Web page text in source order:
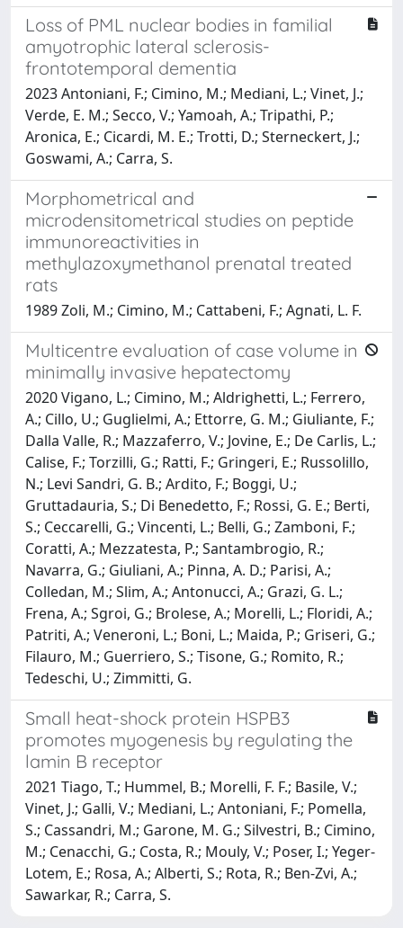
Loss of PML nuclear bodies in familial
amyotrophic lateral sclerosis-
frontotemporal dementia
2023 Antoniani, F.; Cimino, M.; Mediani, L.; Vinet, J.;
Verde, E. M.; Secco, V.; Yamoah, A.; Tripathi, P.;
Aronica, E.; Cicardi, M. E.; Trotti, D.; Sterneckert, J.;
Goswami, A.; Carra, S.
Morphometrical and
microdensitometrical studies on peptide
immunoreactivities in
methylazoxymethanol prenatal treated
rats
1989 Zoli, M.; Cimino, M.; Cattabeni, F.; Agnati, L. F.
Multicentre evaluation of case volume in
minimally invasive hepatectomy
2020 Vigano, L.; Cimino, M.; Aldrighetti, L.; Ferrero,
A.; Cillo, U.; Guglielmi, A.; Ettorre, G. M.; Giuliante, F.;
Dalla Valle, R.; Mazzaferro, V.; Jovine, E.; De Carlis, L.;
Calise, F.; Torzilli, G.; Ratti, F.; Gringeri, E.; Russolillo,
N.; Levi Sandri, G. B.; Ardito, F.; Boggi, U.;
Gruttadauria, S.; Di Benedetto, F.; Rossi, G. E.; Berti,
S.; Ceccarelli, G.; Vincenti, L.; Belli, G.; Zamboni, F.;
Coratti, A.; Mezzatesta, P.; Santambrogio, R.;
Navarra, G.; Giuliani, A.; Pinna, A. D.; Parisi, A.;
Colledan, M.; Slim, A.; Antonucci, A.; Grazi, G. L.;
Frena, A.; Sgroi, G.; Brolese, A.; Morelli, L.; Floridi, A.;
Patriti, A.; Veneroni, L.; Boni, L.; Maida, P.; Griseri, G.;
Filauro, M.; Guerriero, S.; Tisone, G.; Romito, R.;
Tedeschi, U.; Zimmitti, G.
Small heat-shock protein HSPB3
promotes myogenesis by regulating the
lamin B receptor
2021 Tiago, T.; Hummel, B.; Morelli, F. F.; Basile, V.;
Vinet, J.; Galli, V.; Mediani, L.; Antoniani, F.; Pomella,
S.; Cassandri, M.; Garone, M. G.; Silvestri, B.; Cimino,
M.; Cenacchi, G.; Costa, R.; Mouly, V.; Poser, I.; Yeger-
Lotem, E.; Rosa, A.; Alberti, S.; Rota, R.; Ben-Zvi, A.;
Sawarkar, R.; Carra, S.